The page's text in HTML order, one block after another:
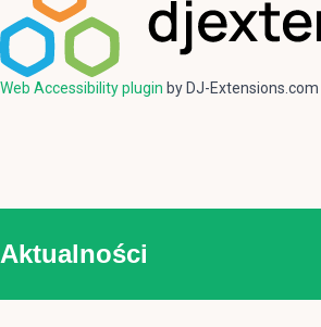
Web Accessibility plugin by DJ-Extensions.com
Aktualności